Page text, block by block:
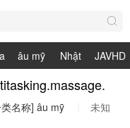
âu mỹ
Nhật
Bản
JAVHD
名称] âu mỹ
未知